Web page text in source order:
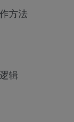
方法
辑